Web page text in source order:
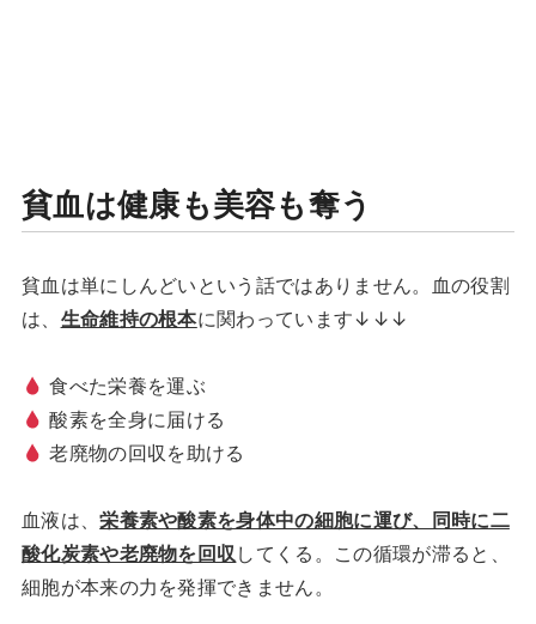
貧血は健康も美容も奪う
貧血は単にしんどいという話ではありません。血の役割
は、 生命維持の根本に関わっています↓↓↓
食べた栄養を運ぶ
酸素を全身に届ける
老廃物の回収を助ける
血液は、栄養素や酸素を身体中の細胞に運び、同時に二
酸化炭素や老廃物を回収してくる。この循環が滞ると、
細胞が本来の力を発揮できません。